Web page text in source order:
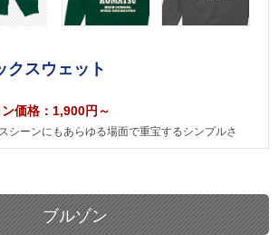
クスウェット
価格：1,900円～
シーンにもあらゆる場面で重宝するシンプルさ
ブルゾン